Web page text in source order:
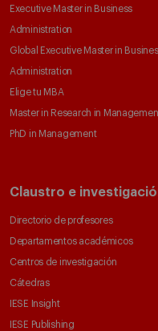
Executive Master in Business
Administration
Global Executive Master in
Administration
Elige tu MBA
Master in Research in
PhD in Management
Claustro e
Directorio de profesores
Departamentos académicos
Centros de investigación
Cátedras
IESE Insight
IESE Publishing